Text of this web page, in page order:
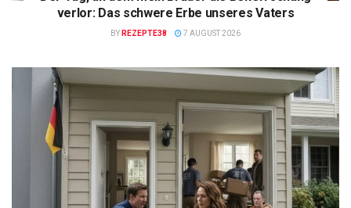
verlor: Das schwere Erbe unseres Vaters
BY REZEPTE38 7 AUGUST 2026